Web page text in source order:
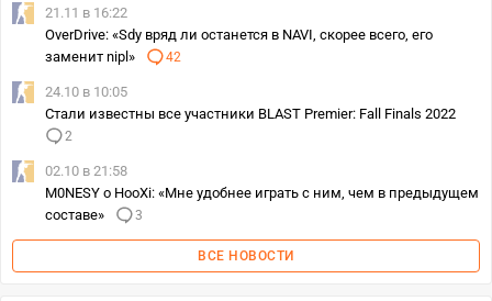
21.11 в 16:22
OverDrive: «Sdy вряд ли останется в NAVI, скорее всего, его
заменит nipl»
42
24.10 в 10:05
Стали известны все участники BLAST Premier: Fall Finals 2022
2
02.10 в 21:58
M0NESY о HooXi: «Мне удобнее играть с ним, чем в предыдущем
составе»
3
ВСЕ НОВОСТИ